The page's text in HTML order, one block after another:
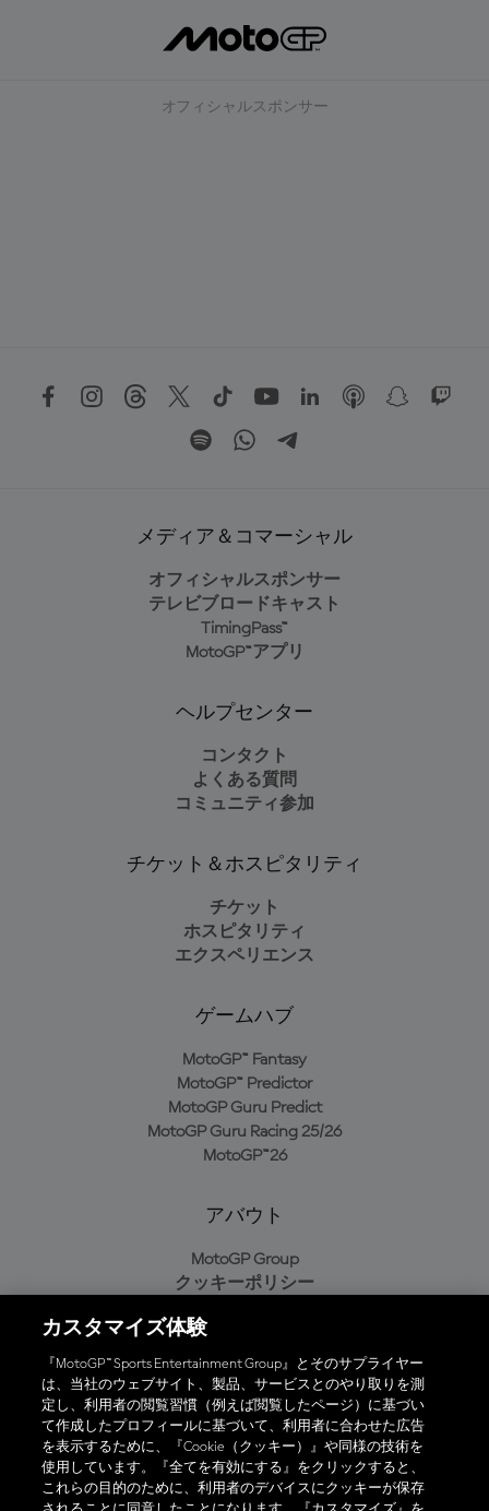
オフィシャルスポンサー
メディア＆コマーシャル
オフィシャルスポンサー
テレビブロードキャスト
TimingPass™
MotoGP™アプリ
ヘルプセンター
コンタクト
よくある質問
コミュニティ参加
チケット＆ホスピタリティ
チケット
ホスピタリティ
エクスペリエンス
ゲームハブ
MotoGP™ Fantasy
MotoGP™ Predictor
MotoGP Guru Predict
MotoGP Guru Racing 25/26
MotoGP™26
アバウト
MotoGP Group
クッキーポリシー
プライバシーポリシー
購入ポリシー
オフィシャルアプリ
カスタマイズ体験
『MotoGP™ Sports Entertainment Group』とそのサプライヤー
は、当社のウェブサイト、製品、サービスとのやり取りを測
定し、利用者の閲覧習慣（例えば閲覧したページ）に基づい
て作成したプロフィールに基づいて、利用者に合わせた広告
を表示するために、『Cookie（クッキー）』や同様の技術を
使用しています。『全てを有効にする』をクリックすると、
これらの目的のために、利用者のデバイスにクッキーが保存